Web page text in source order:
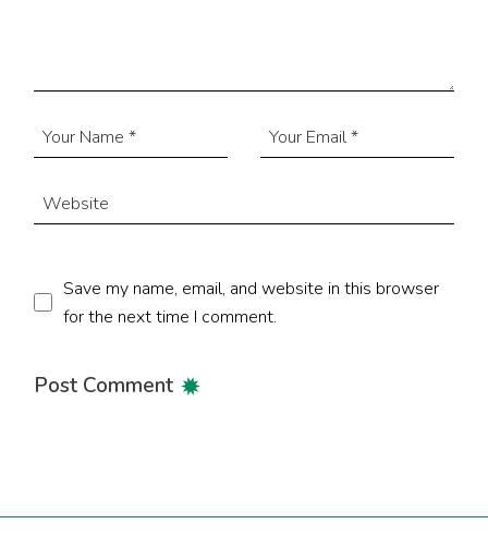
Save my name, email, and website in this browser
for the next time I comment.
Post Comment